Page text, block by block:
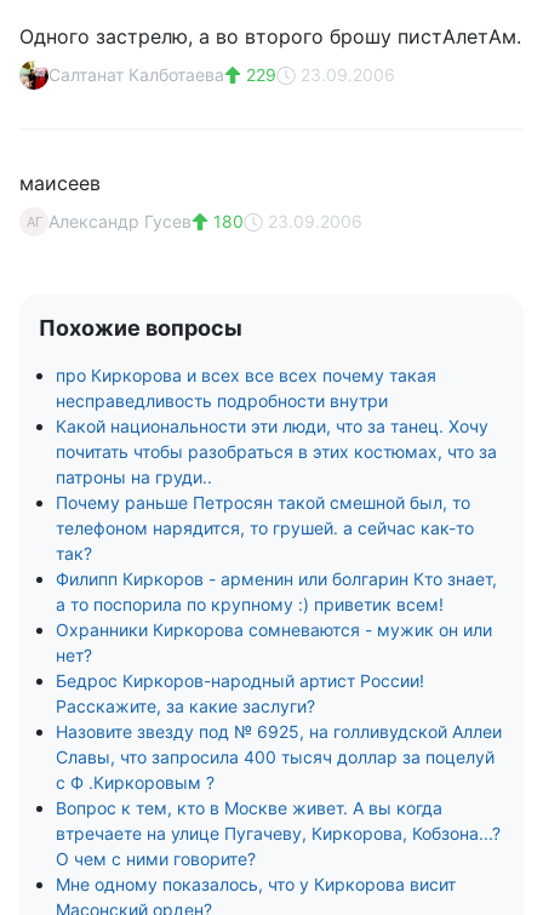
Одного застрелю, а во второго брошу пистАлетАм.
Салтанат Калботаева 229 23.09.2006
маисеев
АГ Александр Гусев 180 23.09.2006
Похожие вопросы
про Киркорова и всех все всех почему такая
несправедливость подробности внутри
Какой национальности эти люди, что за танец. Хочу
почитать чтобы разобраться в этих костюмах, что за
патроны на груди..
Почему раньше Петросян такой смешной был, то
телефоном нарядится, то грушей. а сейчас как-то
так?
Филипп Киркоров - арменин или болгарин Кто знает,
а то поспорила по крупному :) приветик всем!
Охранники Киркорова сомневаются - мужик он или
нет?
Бедрос Киркоров-народный артист России!
Расскажите, за какие заслуги?
Назовите звезду под № 6925, на голливудской Аллеи
Славы, что запросила 400 тысяч доллар за поцелуй
с Ф .Киркоровым ?
Вопрос к тем, кто в Москве живет. А вы когда
втречаете на улице Пугачеву, Киркорова, Кобзона...?
О чем с ними говорите?
Мне одному показалось, что у Киркорова висит
Масонский орден?